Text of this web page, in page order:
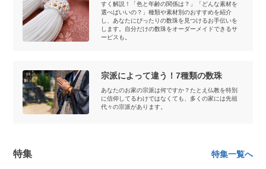
すく解説！「色と年齢の関係は？」「どんな素材を
選べばいいの？」種類や素材別のおすすめを紹介
し、あなたにぴったりの数珠を見つけるお手伝いを
します。自分だけの数珠をオーダーメイドできるサ
ービスも。
宗派によって違う！7種類の数珠
あなたのお家の宗派は何ですか？たとえ仏教を特別
に信仰してるわけではなくても、多くの家には先祖
代々の宗派があります。
特集 特集一覧へ